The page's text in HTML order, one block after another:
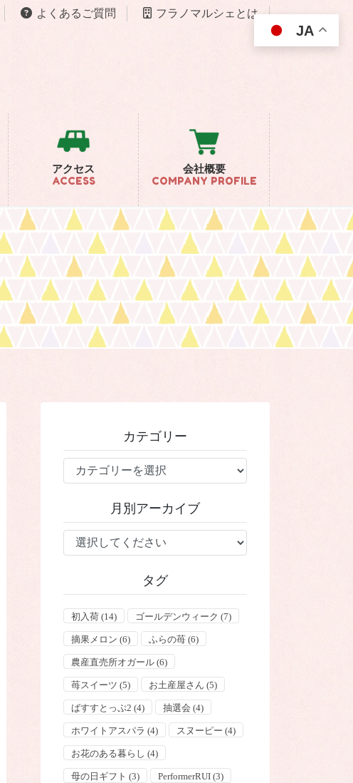
よくあるご質問 フラノマルシェとは
アクセス
ACCESS
会社概要
COMPANY PROFILE
カテゴリー
テ
ー
月別アーカイブ
タグ
初入荷 (14) ゴールデンウィーク (7)
摘果メロン (6) ふらの苺 (6)
農産直売所オガール (6)
苺スイーツ (5) お土産屋さん (5)
ばすすとっぷ2 (4) 抽選会 (4)
ホワイトアスパラ (4) スヌーピー (4)
お花のある暮らし (4)
母の日ギフト (3) PerformerRUI (3)
JA